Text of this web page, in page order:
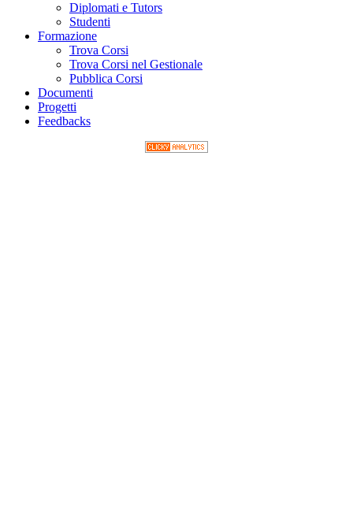
Diplomati e Tutors
Studenti
Formazione
Trova Corsi
Trova Corsi nel Gestionale
Pubblica Corsi
Documenti
Progetti
Feedbacks